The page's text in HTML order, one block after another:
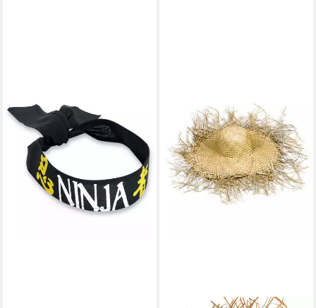
Kostüm Ninja Stirnband mit
Schriftzug Karneval Fasching,
Top Angebot
1,00 €
UVP
-67%
lieferbar - in 6-7 Werktagen bei dir